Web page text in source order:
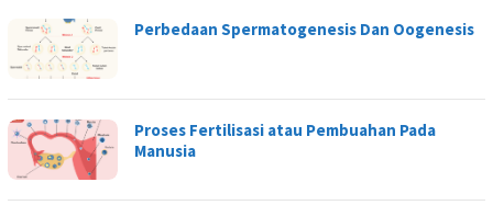
Perbedaan Spermatogenesis Dan Oogenesis
Proses Fertilisasi atau Pembuahan Pada
Manusia